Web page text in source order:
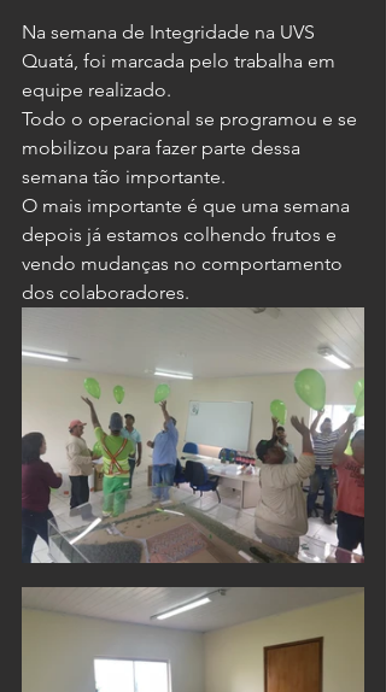
Na semana de Integridade na UVS
Quatá, foi marcada pelo trabalha em
equipe realizado.
Todo o operacional se programou e se
mobilizou para fazer parte dessa
semana tão importante.
O mais importante é que uma semana
depois já estamos colhendo frutos e
vendo mudanças no comportamento
dos colaboradores.